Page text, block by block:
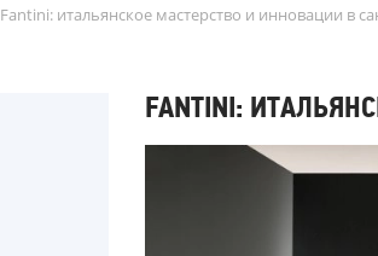
Fantini: итальянское мастерство и инновации в
FANTINI: